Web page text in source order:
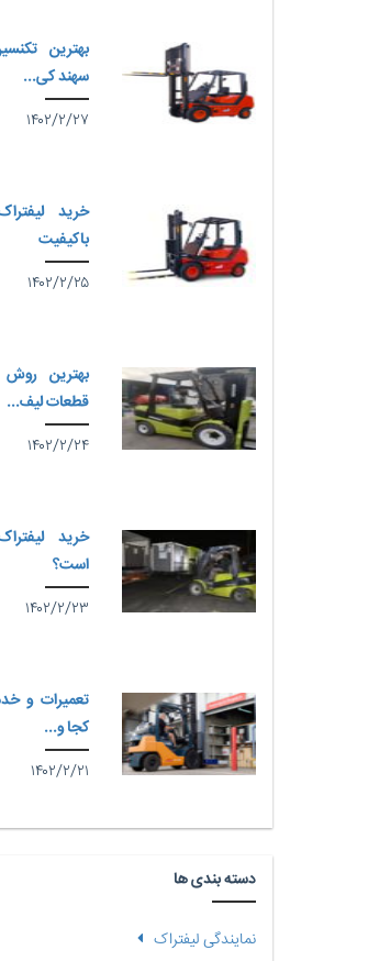
بهترین
سهند کی...
۱۴۰۲/۲/۲۷
خرید
باکیفیت
۱۴۰۲/۲/۲۵
بهترین
قطعات لیف...
۱۴۰۲/۲/۲۴
خرید
است؟
۱۴۰۲/۲/۲۳
تعمیرات و
کجا و...
۱۴۰۲/۲/۲۱
دسته بندی ها
نمایندگی لیفتراک